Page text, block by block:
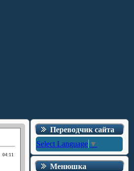
04:11
Переводчик сайта
Select Language ▼
Менюшка